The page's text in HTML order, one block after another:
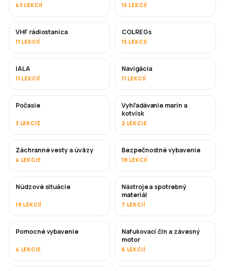
43 LEKCIÍ 15 LEKCIÍ
VHF rádiostanica
11 LEKCIÍ
COLREGs
15 LEKCIÍ
IALA
11 LEKCIÍ
Navigácia
11 LEKCIÍ
Počasie
3 LEKCIE
Vyhľadávanie marín a
kotvísk
2 LEKCIE
Záchranné vesty a úväzy
4 LEKCIE
Bezpečnostné vybavenie
18 LEKCIÍ
Núdzové situácie
19 LEKCIÍ
Nástroje a spotrebný
materiál
7 LEKCIÍ
Pomocné vybavenie
4 LEKCIE
Nafukovací čln a závesný
motor
6 LEKCIÍ